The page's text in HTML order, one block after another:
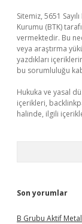
Sitemiz, 5651
Kurumu (BTK)
vermektedir. Bu
veya araştırma
yazdıkları
bu sorumluluğu
Hukuka ve yasal
içerikleri,
halinde, ilgili
Son yorumlar
B Grubu Aktif